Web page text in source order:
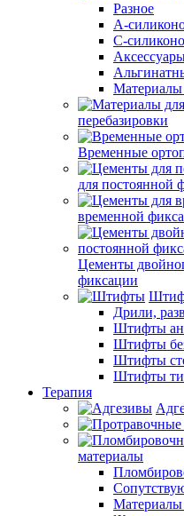
Разное
А-
С-
Материалы
перебазировки
Временные
для постоянной
временной
Цементы
фиксации
Дрили,
Штифты
Штифты
Штифты
Штифты
Терапия
материалы
Материалы